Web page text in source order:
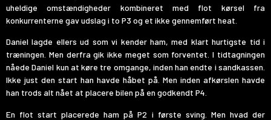
uheldige omstændigheder kombineret med flot kørsel fra
konkurrenterne gav udslag i to P3 og et ikke gennemført heat.
Daniel lagde ellers ud som vi kender ham, med klart hurtigste tid i
træningen. Men derfra gik ikke meget som forventet. I tidtagningen
nåede Daniel kun at køre tre omgange, inden han endte i sandkassen.
Ikke just den start han havde håbet på. Men inden afkørslen havde
han trods alt nået at placere bilen på en godkendt P4.
En flot start placerede ham på P2 i første sving. Men hvad der